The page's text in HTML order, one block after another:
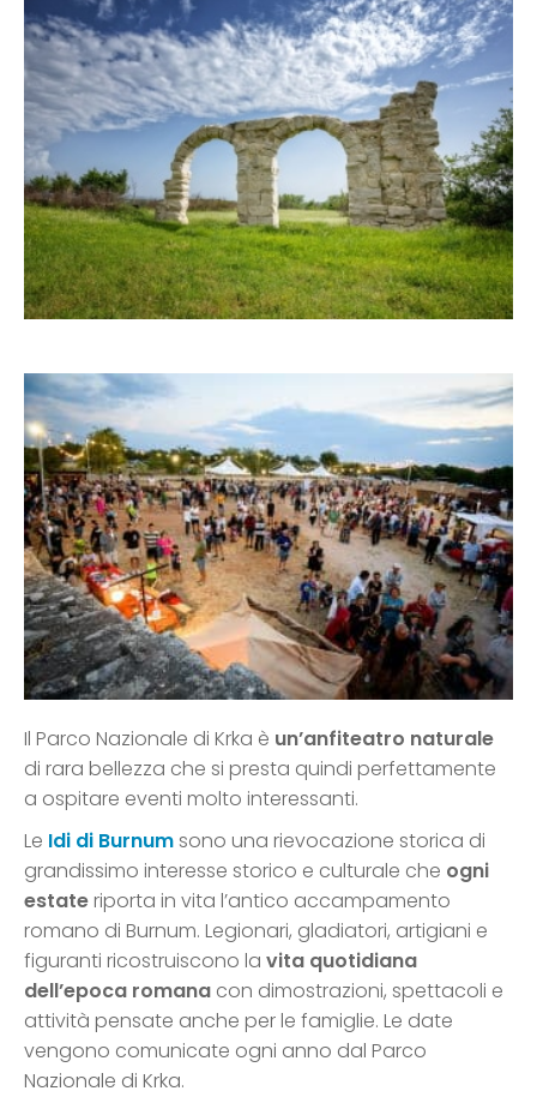
Il Parco Nazionale di Krka è un’anfiteatro naturale
di rara bellezza che si presta quindi perfettamente
a ospitare eventi molto interessanti.
Le Idi di Burnumsono una rievocazione storica di
grandissimo interesse storico e culturale che ogni
estateriporta in vita l’antico accampamento
romano di Burnum. Legionari, gladiatori, artigiani e
figuranti ricostruiscono la vita quotidiana
dell’epoca romana con dimostrazioni, spettacoli e
attività pensate anche per le famiglie. Le date
vengono comunicate ogni anno dal Parco
Nazionale di Krka.